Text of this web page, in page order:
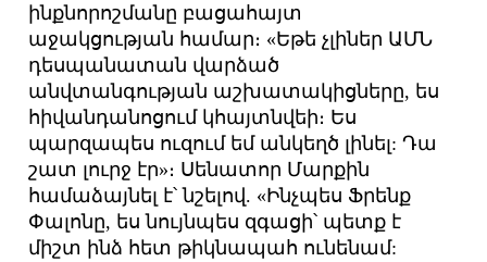
ինքնորոշմանը բացահայտ
աջակցության համար։ «Եթե չլիներ ԱՄՆ
դեսպանատան վարձած
անվտանգության աշխատակիցները, ես
հիվանդանոցում կհայտնվեի։ Ես
պարզապես ուզում եմ անկեղծ լինել: Դա
շատ լուրջ էր»։ Սենատոր Մարքին
համաձայնել է՝ նշելով. «Ինչպես Ֆրենք
Փալոնը, ես նույնպես զգացի՝ պետք է
միշտ ինձ հետ թիկնապահ ունենամ: